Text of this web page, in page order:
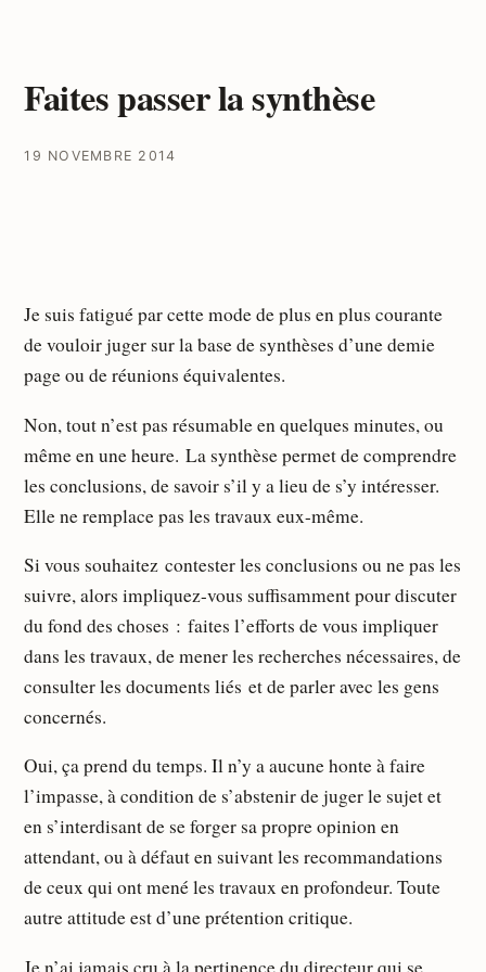
Faites passer la synthèse
19 NOVEMBRE 2014
Je suis fatigué par cette mode de plus en plus courante
de vouloir juger sur la base de synthèses d’une demie
page ou de réunions équivalentes.
Non, tout n’est pas résumable en quelques minutes, ou
même en une heure. La synthèse permet de comprendre
les conclusions, de savoir s’il y a lieu de s’y intéresser.
Elle ne remplace pas les travaux eux-même.
Si vous souhaitez contester les conclusions ou ne pas les
suivre, alors impliquez-vous suffisamment pour discuter
du fond des choses : faites l’efforts de vous impliquer
dans les travaux, de mener les recherches nécessaires, de
consulter les documents liés et de parler avec les gens
concernés.
Oui, ça prend du temps. Il n’y a aucune honte à faire
l’impasse, à condition de s’abstenir de juger le sujet et
en s’interdisant de se forger sa propre opinion en
attendant, ou à défaut en suivant les recommandations
de ceux qui ont mené les travaux en profondeur. Toute
autre attitude est d’une prétention critique.
Je n’ai jamais cru à la pertinence du directeur qui se